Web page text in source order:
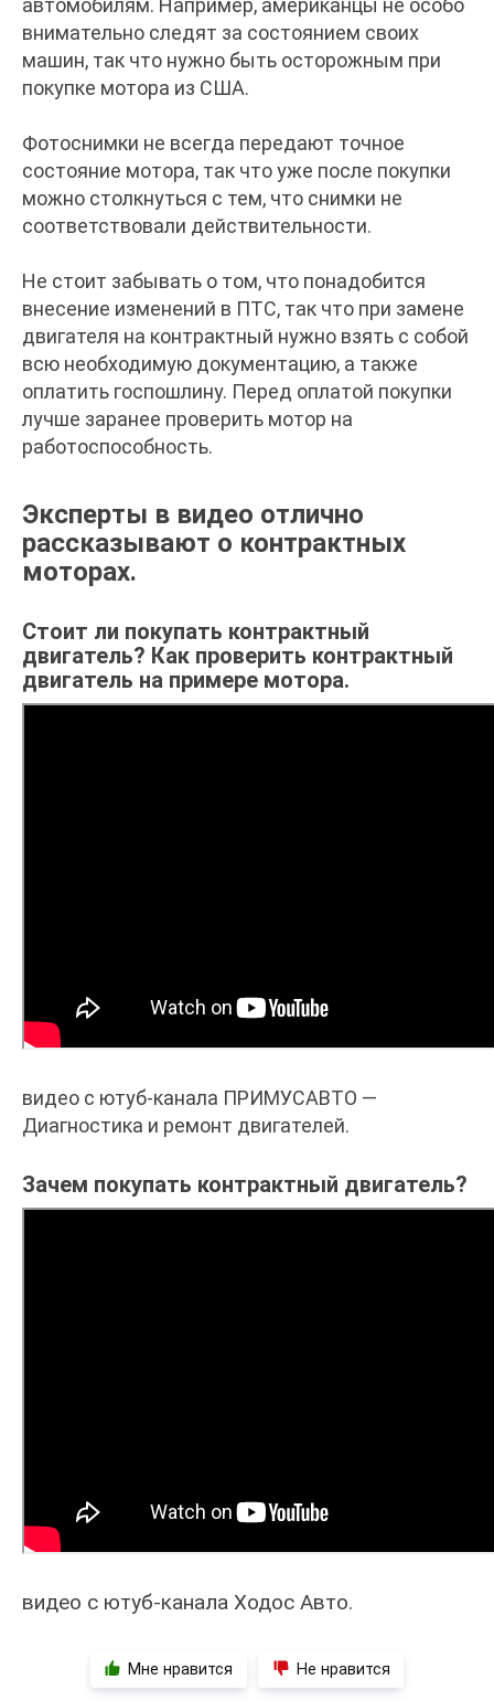
автомобилям. Например, американцы не особо
внимательно следят за состоянием своих
машин, так что нужно быть осторожным при
покупке мотора из США.
Фотоснимки не всегда передают точное
состояние мотора, так что уже после покупки
можно столкнуться с тем, что снимки не
соответствовали действительности.
Не стоит забывать о том, что понадобится
внесение изменений в ПТС, так что при замене
двигателя на контрактный нужно взять с собой
всю необходимую документацию, а также
оплатить госпошлину. Перед оплатой покупки
лучше заранее проверить мотор на
работоспособность.
Эксперты в видео отлично
рассказывают о контрактных
моторах.
Стоит ли покупать контрактный
двигатель? Как проверить контрактный
двигатель на примере мотора.
видео с ютуб-канала ПРИМУСАВТО —
Диагностика и ремонт двигателей.
Зачем покупать контрактный двигатель?
видео с ютуб-канала Ходос Авто.
Мне нравится Не нравится